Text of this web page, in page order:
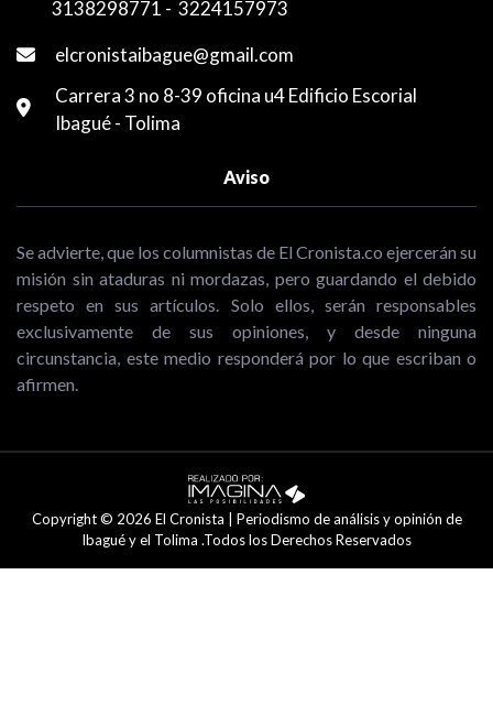
3138298771 - 3224157973
elcronistaibague@gmail.com
Carrera 3 no 8-39 oficina u4 Edificio Escorial
Ibagué - Tolima
Aviso
Se advierte, que los columnistas de El Cronista.co ejercerán su
misión sin ataduras ni mordazas, pero guardando el debido
respeto en sus artículos. Solo ellos, serán responsables
exclusivamente de sus opiniones, y desde ninguna
circunstancia, este medio responderá por lo que escriban o
afirmen.
Copyright © 2026 El Cronista | Periodismo de análisis y opinión de
Ibagué y el Tolima .Todos los Derechos Reservados